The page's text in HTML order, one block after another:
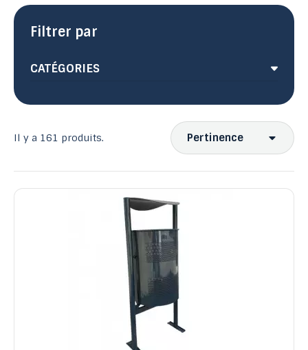
Il y a 161 produits. Pertinence
Pertinence
Nom, A à Z
Nom, Z à A
Prix, croissant
Prix, décroissant
Reference, A to Z
Reference, Z to A
Filtrer par
CATÉGORIES